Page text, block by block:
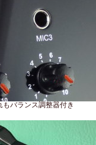
もバランス調整器付き